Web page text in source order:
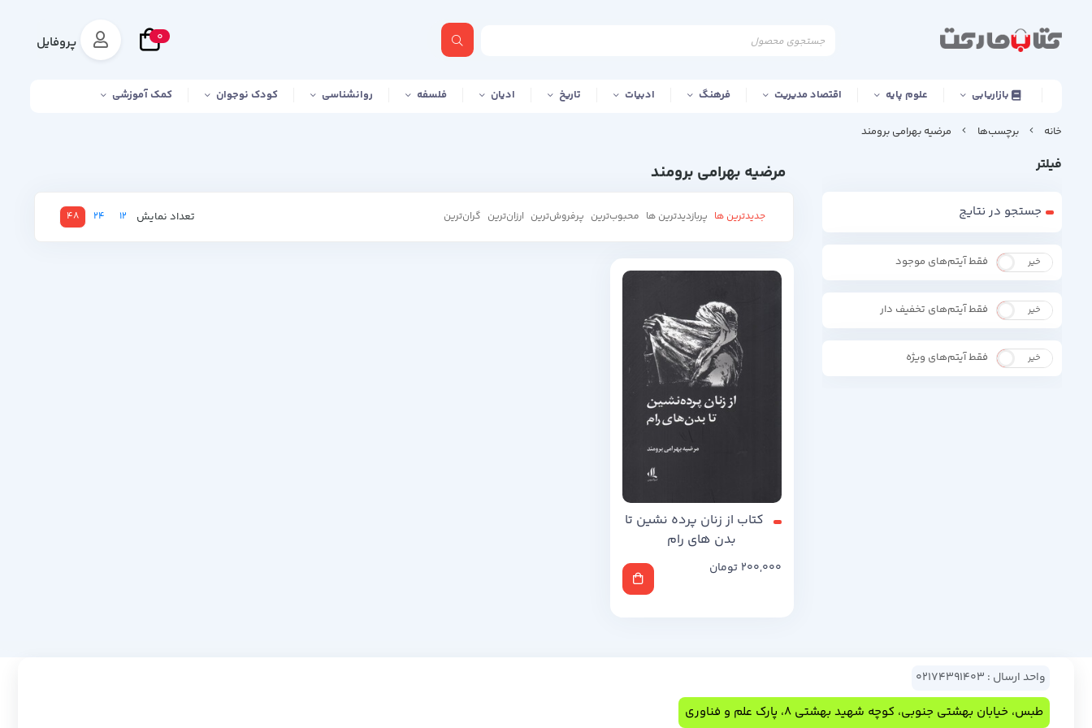
0 پروفایل
بازاریابی علوم پایه اقتصاد مدیریت فرهنگ ادبیات تاریخ ادیان فلسفه روانشناسی کودک نوجوان کمک آموزشی
خانه برچسب‌ها مرضیه بهرامی برومند
فیلتر
جستجو در نتایج
بله خیر فقط آیتم‌های موجود
بله خیر فقط آیتم‌های تخفیف دار
بله خیر فقط آیتم‌های ویژه
مرضیه بهرامی برومند
جدیدترین ها پربازدیدترین ها محبوب‌‌ترین پرفروش‌ترین ارزان‌ترین گران‌ترین تعداد نمایش 12
24
48
کتاب از زنان پرده نشین تا
بدن های رام
200,000 تومان
واحد ارسال : 02174391403
طبس، خیابان بهشتی جنوبی، کوچه شهید بهشتی 8، پارک علم و فناوری